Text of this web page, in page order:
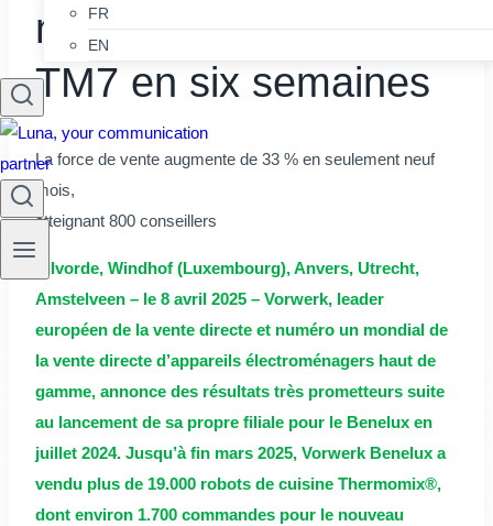
FR
EN
nouveau Thermomix®
TM7 en six semaines
La force de vente augmente de 33 % en seulement neuf
mois,
atteignant 800 conseillers
Vilvorde, Windhof (Luxembourg), Anvers, Utrecht,
Amstelveen – le 8 avril 2025 – Vorwerk, leader
européen de la vente directe et numéro un mondial de
la vente directe d’appareils électroménagers haut de
gamme, annonce des résultats très prometteurs suite
au lancement de sa propre filiale pour le Benelux en
juillet 2024. Jusqu’à fin mars 2025, Vorwerk Benelux a
vendu plus de 19.000 robots de cuisine Thermomix®,
dont environ 1.700 commandes pour le nouveau